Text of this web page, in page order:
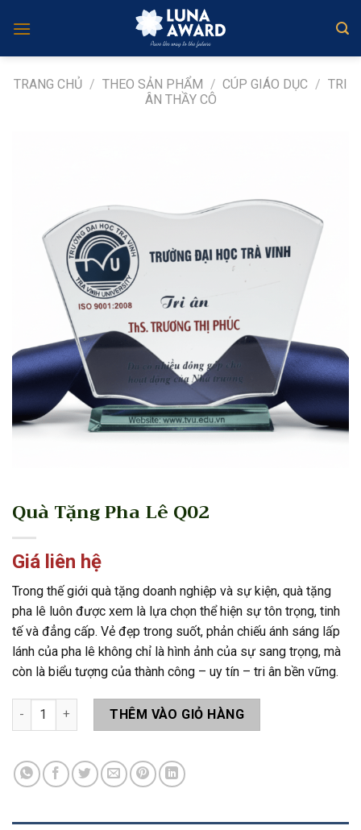
TRANG CHỦ / THEO SẢN PHẨM / CÚP GIÁO DỤC / TRI
ÂN THẦY CÔ
Quà Tặng Pha Lê Q02
Giá liên hệ
Trong thế giới quà tặng doanh nghiệp và sự kiện, quà tặng
pha lê luôn được xem là lựa chọn thể hiện sự tôn trọng, tinh
tế và đẳng cấp. Vẻ đẹp trong suốt, phản chiếu ánh sáng lấp
lánh của pha lê không chỉ là hình ảnh của sự sang trọng, mà
còn là biểu tượng của thành công – uy tín – tri ân bền vững.
Quà Tặng Pha Lê Q02 số lượng
THÊM VÀO GIỎ HÀNG